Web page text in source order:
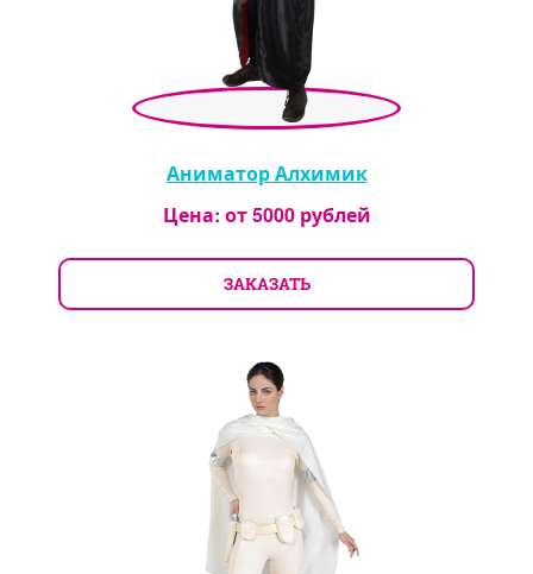
Аниматор Алхимик
Цена: от5000рублей
ЗАКАЗАТЬ